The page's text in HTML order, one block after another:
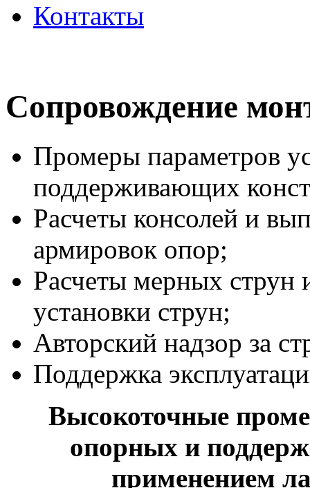
Контакты
Сопровождение
Промеры параметров
поддерживающих
Расчеты консолей и
армировок опор;
Расчеты мерных
установки струн;
Авторский надзор за
Поддержка
Высокоточные
опорных и
применением